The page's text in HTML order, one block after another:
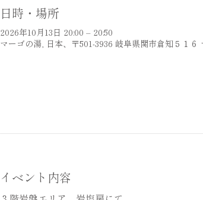
日時・場所
2026年10月13日 20:00 – 20:50
マーゴの湯, 日本、〒501-3936 岐阜県関市倉知５１６
イベント内容